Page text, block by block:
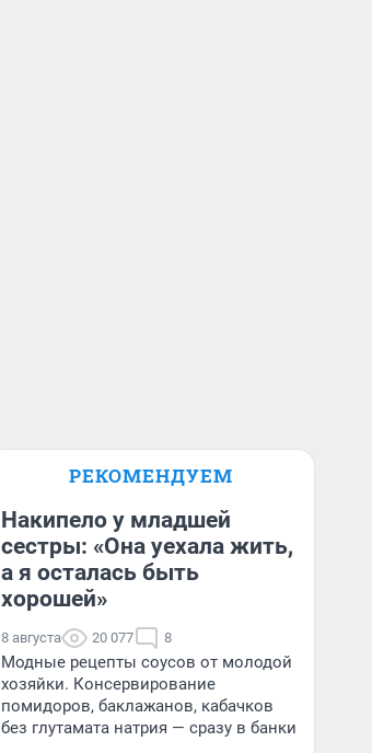
РЕКОМЕНДУЕМ
Накипело у младшей
сестры: «Она уехала жить,
а я осталась быть
хорошей»
8 августа 20 077 8
Модные рецепты соусов от молодой
хозяйки. Консервирование
помидоров, баклажанов, кабачков
без глутамата натрия — сразу в банки